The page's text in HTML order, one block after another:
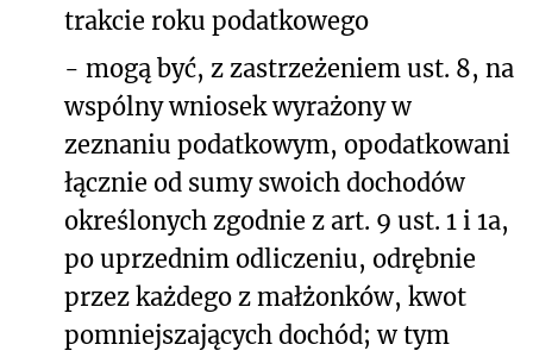
trakcie roku podatkowego
- mogą być, z zastrzeżeniem ust. 8, na
wspólny wniosek wyrażony w
zeznaniu podatkowym, opodatkowani
łącznie od sumy swoich dochodów
określonych zgodnie z art. 9 ust. 1 i 1a,
po uprzednim odliczeniu, odrębnie
przez każdego z małżonków, kwot
pomniejszających dochód; w tym